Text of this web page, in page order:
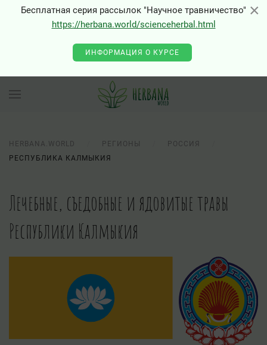
×
Бесплатная серия рассылок "Научное травничество"
https://herbana.world/scienceherbal.html
ИНФОРМАЦИЯ О КУРСЕ
HERBANA.WORLD РЕГИОНЫ
РОССИЯ
РЕСПУБЛИКА КАЛМЫКИЯ
Лечебные, съедобные и ядовитые травы
Республики Калмыкия
×